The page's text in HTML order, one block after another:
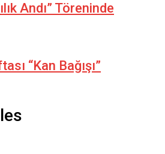
Andı” Töreninde
“Kan Bağışı”